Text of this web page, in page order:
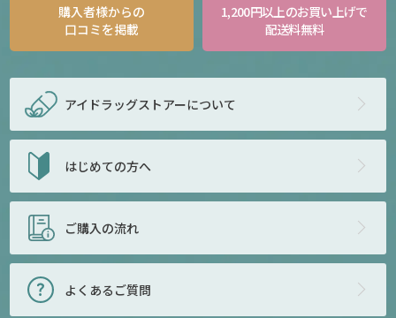
購入者様からの
口コミを掲載
1,200円以上のお買い上げで
配送料無料
アイドラッグストアーについて
はじめての方へ
ご購入の流れ
よくあるご質問